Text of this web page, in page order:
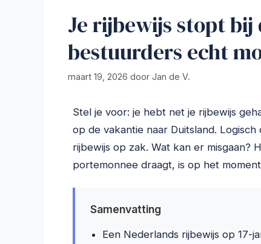
Je rijbewijs stopt bij
bestuurders echt
maart 19, 2026 door Jan de V.
Stel je voor: je hebt net je rijbewijs
op de vakantie naar Duitsland.
rijbewijs op zak. Wat kan er misgaan?
portemonnee draagt, is op het
Samenvatting
Een Nederlands rijbewijs op 17-